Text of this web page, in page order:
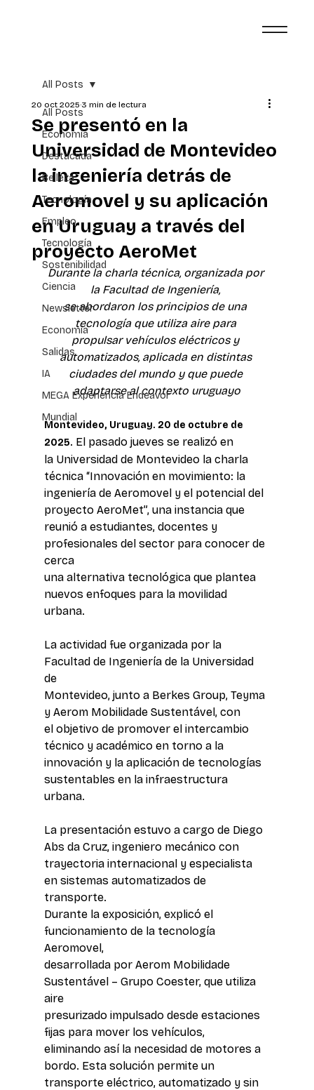
All Posts
Economía
Destacada
Belleza
Tecnología
Empleo
Tecnología
Sostenibilidad
Ciencia
Newsletter
Economía
Salidas
IA
MEGA Experiencia Endeavor
Mundial
All Posts
Se presentó en la
Universidad de Montevideo
la ingeniería detrás de
Aeromovel y su aplicación
en Uruguay a través del
proyecto AeroMet
20 oct 20253 min de lectura
Durante la charla técnica, organizada por
la Facultad de Ingeniería,
se abordaron los principios de una
tecnología que utiliza aire para
propulsar vehículos eléctricos y
automatizados, aplicada en distintas
ciudades del mundo y que puede
adaptarse al contexto uruguayo
Montevideo, Uruguay. 20 de octubre de
2025. El pasado jueves se realizó en
la Universidad de Montevideo la charla
técnica “Innovación en movimiento: la
ingeniería de Aeromovel y el potencial del
proyecto AeroMet”, una instancia que
reunió a estudiantes, docentes y
profesionales del sector para conocer de
cerca
una alternativa tecnológica que plantea
nuevos enfoques para la movilidad
urbana.
La actividad fue organizada por la
Facultad de Ingeniería de la Universidad
de
Montevideo, junto a Berkes Group, Teyma
y Aerom Mobilidade Sustentável, con
el objetivo de promover el intercambio
técnico y académico en torno a la
innovación y la aplicación de tecnologías
sustentables en la infraestructura
urbana.
La presentación estuvo a cargo de Diego
Abs da Cruz, ingeniero mecánico con
trayectoria internacional y especialista
en sistemas automatizados de
transporte.
Durante la exposición, explicó el
funcionamiento de la tecnología
Aeromovel,
desarrollada por Aerom Mobilidade
Sustentável – Grupo Coester, que utiliza
aire
presurizado impulsado desde estaciones
fijas para mover los vehículos,
eliminando así la necesidad de motores a
bordo. Esta solución permite un
transporte eléctrico, automatizado y sin